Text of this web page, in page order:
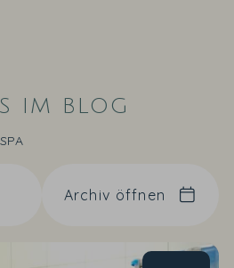
IM BLOG
Archiv öffnen